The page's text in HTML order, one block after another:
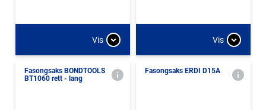
Vis Vis
Fasongsaks BONDTOOLS
BT1060 rett - lang
Fasongsaks ERDI D15A